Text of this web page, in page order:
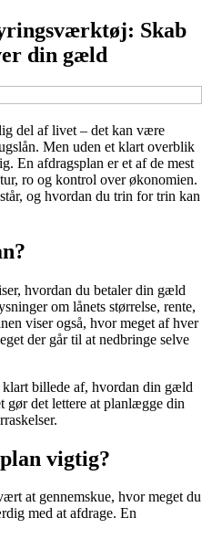
Skab
din gæld
del af livet – det kan være
Men uden et klart overblik
En afdragsplan er et af de mest
ro og kontrol over økonomien.
og hvordan du trin for trin kan
hvordan du betaler din gæld
om lånets størrelse, rente,
viser også, hvor meget af hver
der går til at nedbringe selve
billede af, hvordan din gæld
gør det lettere at planlægge din
vigtig?
at gennemskue, hvor meget du
med at afdrage. En